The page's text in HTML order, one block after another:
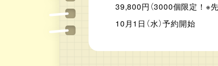
39,800円（3000個限定！※
10月1日（水）予約開始